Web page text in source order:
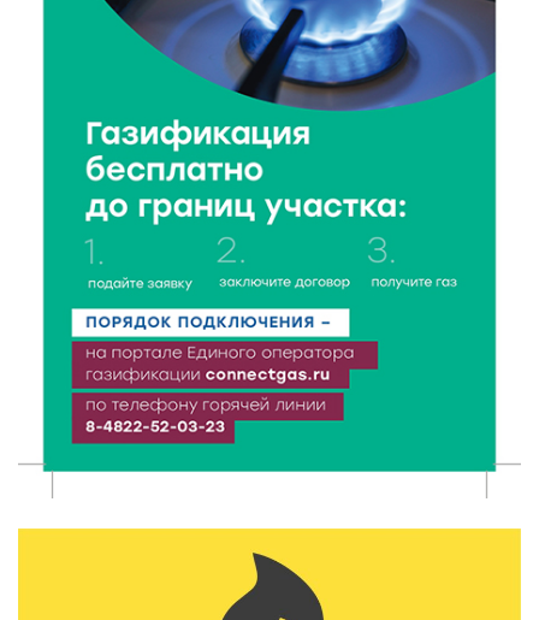
хореографией
240
Виталий Королев наградил строителей и
анонсировал новые проекты
6 Авг 2026 16:02 101
Объем выдачи ипотеки в России вырос на 38%
6 Авг 2026 16:01 140
Калининские футболисты представят Тверскую
область на всероссийском марафоне «Земля
спорта»
6 Авг 2026 15:48 297
сентября
170